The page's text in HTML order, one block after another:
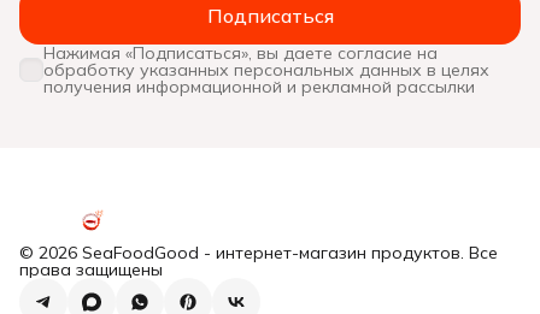
Подписаться
Нажимая «Подписаться», вы даете согласие на
обработку указанных персональных данных в целях
получения информационной и рекламной рассылки
© 2026 SeaFoodGood - интернет-магазин продуктов. Все
права защищены